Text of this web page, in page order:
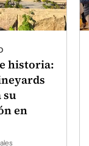
historia:
su
en